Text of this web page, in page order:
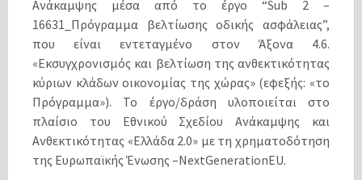
Ανάκαμψης μέσα από το έργο “Sub 2 –
16631_Πρόγραμμα βελτίωσης οδικής ασφάλειας”,
που είναι εντεταγμένο στον Άξονα 4.6.
«Εκσυγχρονισμός και βελτίωση της ανθεκτικότητας
κύριων κλάδων οικονομίας της χώρας» (εφεξής: «το
Πρόγραμμα»). Το έργο/δράση υλοποιείται στο
πλαίσιο του Εθνικού Σχεδίου Ανάκαμψης και
Ανθεκτικότητας «Ελλάδα 2.0» με τη χρηματοδότηση
της Ευρωπαϊκής Ένωσης –NextGenerationEU.